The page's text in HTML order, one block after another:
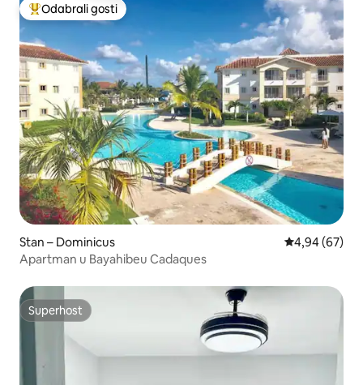
Među najviše rangiranima s oznakom „Odabrali gosti”
Odabrali gosti
Stan – Dominicus Prosječna
4,94 (67)
Apartman u Bayahibeu Cadaques
Superhost
Superhost